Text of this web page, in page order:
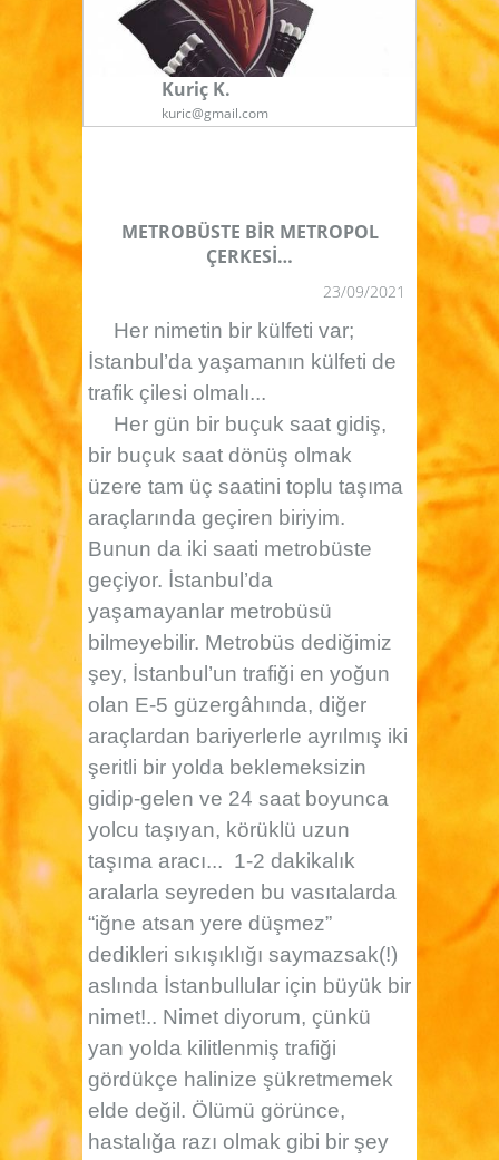
Kuriç K.
kuric@gmail.com
METROBÜSTE BİR METROPOL
ÇERKESİ…
23/09/2021
Her nimetin bir külfeti var;
İstanbul’da yaşamanın külfeti de
trafik çilesi olmalı...
Her gün bir buçuk saat gidiş,
bir buçuk saat dönüş olmak
üzere tam üç saatini toplu taşıma
araçlarında geçiren biriyim.
Bunun da iki saati metrobüste
geçiyor. İstanbul’da
yaşamayanlar metrobüsü
bilmeyebilir. Metrobüs dediğimiz
şey, İstanbul’un trafiği en yoğun
olan E-5 güzergâhında, diğer
araçlardan bariyerlerle ayrılmış iki
şeritli bir yolda beklemeksizin
gidip-gelen ve 24 saat boyunca
yolcu taşıyan, körüklü uzun
taşıma aracı... 1-2 dakikalık
aralarla seyreden bu vasıtalarda
“iğne atsan yere düşmez”
dedikleri sıkışıklığı saymazsak(!)
aslında İstanbullular için büyük bir
nimet!.. Nimet diyorum, çünkü
yan yolda kilitlenmiş trafiği
gördükçe halinize şükretmemek
elde değil. Ölümü görünce,
hastalığa razı olmak gibi bir şey